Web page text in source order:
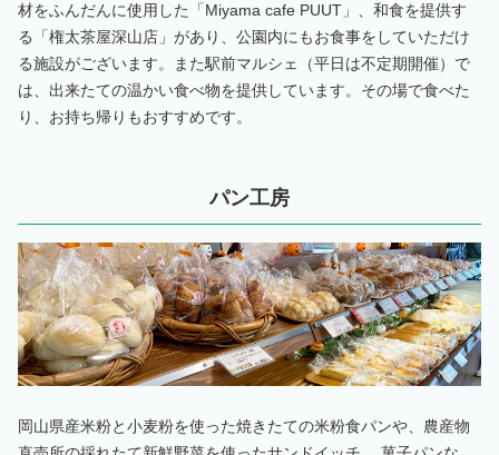
材をふんだんに使用した「Miyama cafe PUUT」、和食を提供す
る「権太茶屋深山店」があり、公園内にもお食事をしていただけ
る施設がございます。また駅前マルシェ（平日は不定期開催）で
は、出来たての温かい食べ物を提供しています。その場で食べた
り、お持ち帰りもおすすめです。
パン工房
岡山県産米粉と小麦粉を使った焼きたての米粉食パンや、農産物